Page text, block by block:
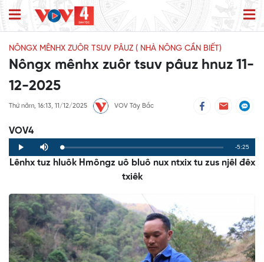
NÔNGX MÊNHX ZUÔR TSUV PÂUZ ( NHÀ NÔNG CẦN BIẾT)
Nôngx mênhx zuôr tsuv pâuz hnuz 11-
12-2025
Thứ năm, 16:13, 11/12/2025 VOV Tây Bắc
VOV4
Play Mute Loaded:
0%
Progress:
0%
Remaining
Time
-5:25
Lênhx tuz hluôk Hmôngz uô bluô nux ntxix tu zus njêl đêx
txiêk